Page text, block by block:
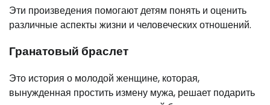
Эти произведения помогают детям понять и оценить
различные аспекты жизни и человеческих отношений.
Гранатовый браслет
Это история о молодой женщине, которая,
вынужденная простить измену мужа, решает подарить